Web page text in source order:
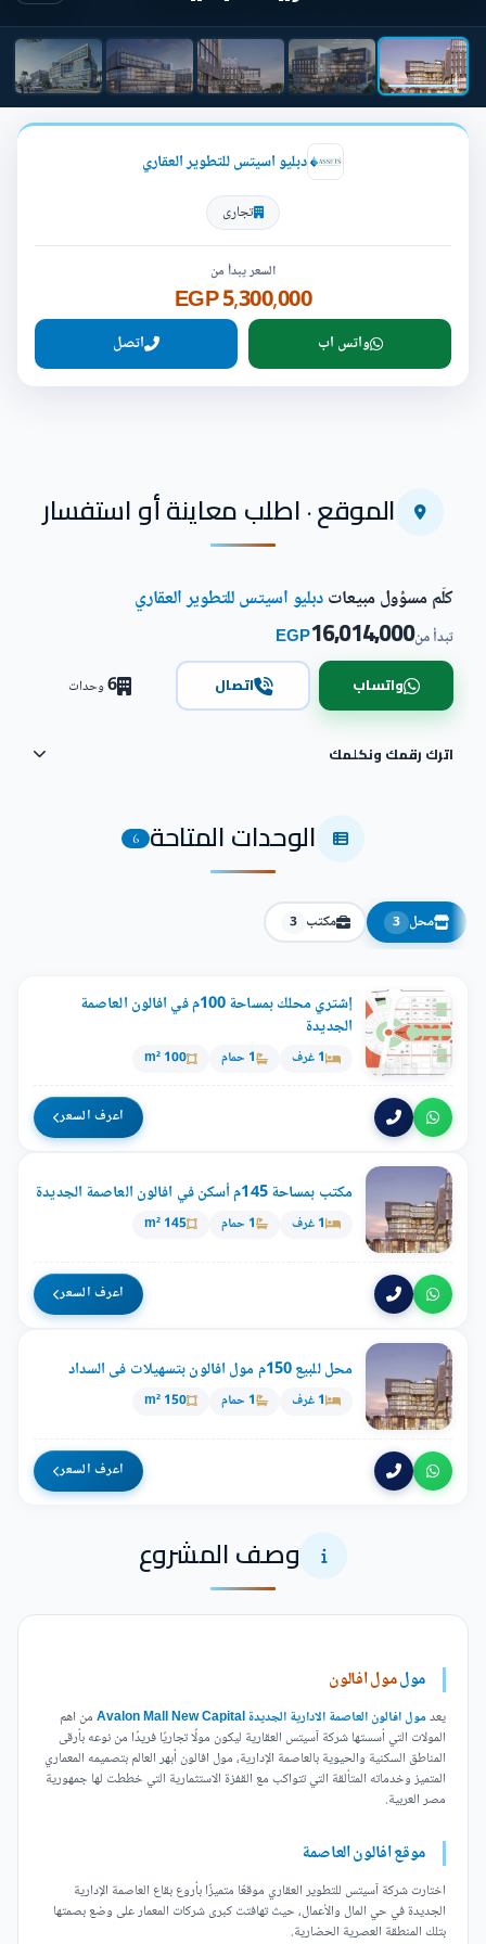
دبليو اسيتس للتطوير العقاري
تجارى
السعر يبدأ من
5,300,000 EGP
واتس اب اتصل
الموقع · اطلب معاينة أو استفسار
كلّم مسؤول مبيعاتدبليو اسيتس للتطوير العقاري
تبدأ من16,014,000
EGP
واتساب اتصال 6وحدات
اترك رقمك ونكلمك
الوحدات المتاحة 6
محل 3 مكتب 3
إشتري محلك بمساحة 100م في افالون العاصمة
الجديدة
1 غرف 1 حمام 100 m²
اعرف السعر
مكتب بمساحة 145م أسكن في افالون العاصمة الجديدة
1 غرف 1 حمام 145 m²
اعرف السعر
محل للبيع 150م مول افالون بتسهيلات فى السداد
1 غرف 1 حمام 150 m²
اعرف السعر
وصف المشروع
مولمول افالون
يعدمول افالون العاصمة الادارية الجديدة Avalon Mall New Capital
من اهم
المولات التي أسستها شركة آسيتس العقارية ليكون مولًا تجاريًا فريدًا من نوعه بأرقى
المناطق السكنية والحيوية بالعاصمة الإدارية، مول افالون أبهر العالم بتصميمه المعماري
المتميز وخدماته المتألقة التي تتواكب مع القفزة الاستثمارية التي خططت لها جمهورية
مصر العربية.
موقع افالون العاصمة
اختارت شركة آسيتس للتطوير العقاري موقعًا متميزًا بأروع بقاع العاصمة الإدارية
الجديدة في حي المال والأعمال، حيث تهافتت كبرى شركات المعمار على وضع بصمتها
بتلك المنطقة العصرية الحضارية.